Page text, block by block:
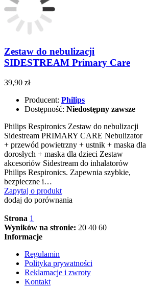
Zestaw do nebulizacji
SIDESTREAM Primary Care
39,90 zł
Producent: Philips
Dostępność: Niedostępny zawsze
Philips Respironics Zestaw do nebulizacji
Sidestream PRIMARY CARE Nebulizator
+ przewód powietrzny + ustnik + maska dla
dorosłych + maska dla dzieci Zestaw
akcesoriów Sidestream do inhalatorów
Philips Respironics. Zapewnia szybkie,
bezpieczne i…
Zapytaj o produkt
dodaj do porównania
Strona 1
Wyników na stronie: 20 40 60
Informacje
Regulamin
Polityka prywatności
Reklamacje i zwroty
Kontakt